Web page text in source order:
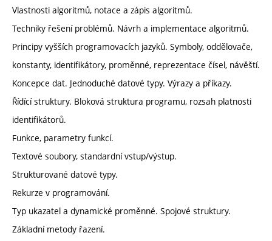
Vlastnosti algoritmů, notace a zápis algoritmů.
Techniky řešení problémů. Návrh a implementace algoritmů.
Principy vyšších programovacích jazyků. Symboly, oddělovače,
konstanty, identifikátory, proměnné, reprezentace čísel, návěští.
Koncepce dat. Jednoduché datové typy. Výrazy a příkazy.
Řídící struktury. Bloková struktura programu, rozsah platnosti
identifikátorů.
Funkce, parametry funkcí.
Textové soubory, standardní vstup/výstup.
Strukturované datové typy.
Rekurze v programování.
Typ ukazatel a dynamické proměnné. Spojové struktury.
Základní metody řazení.